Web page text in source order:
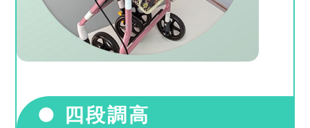
● 四段調高